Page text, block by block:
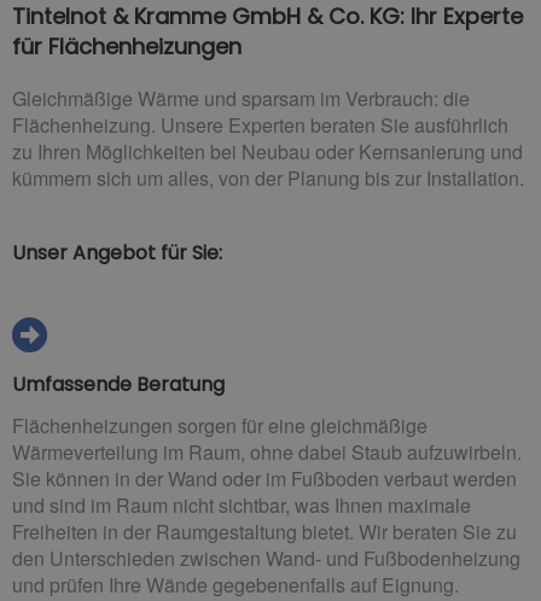
Tintelnot & Kramme GmbH & Co. KG: Ihr Experte
für Flächenheizungen
Gleichmäßige Wärme und sparsam im Verbrauch: die
Flächenheizung. Unsere Experten beraten Sie ausführlich
zu Ihren Möglichkeiten bei Neubau oder Kernsanierung und
kümmern sich um alles, von der Planung bis zur Installation.
Unser Angebot für Sie:
Umfassende Beratung
Flächenheizungen sorgen für eine gleichmäßige
Wärmeverteilung im Raum, ohne dabei Staub aufzuwirbeln.
Sie können in der Wand oder im Fußboden verbaut werden
und sind im Raum nicht sichtbar, was Ihnen maximale
Freiheiten in der Raumgestaltung bietet. Wir beraten Sie zu
den Unterschieden zwischen Wand- und Fußbodenheizung
und prüfen Ihre Wände gegebenenfalls auf Eignung.